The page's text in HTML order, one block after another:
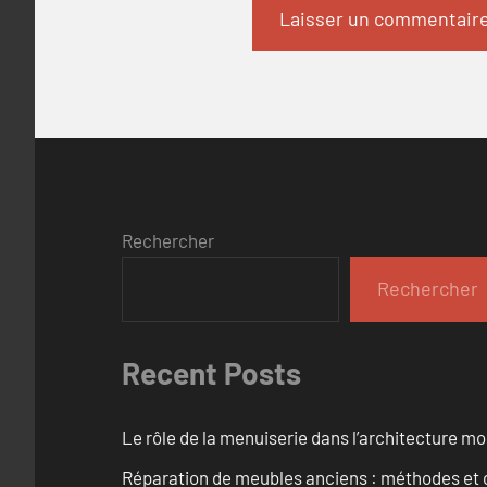
Rechercher
Rechercher
Recent Posts
Le rôle de la menuiserie dans l’architecture
Réparation de meubles anciens : méthodes et